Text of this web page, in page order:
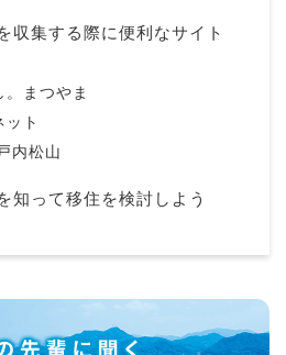
収集する際に便利なサイト
。まつやま
ット
内松山
知って移住を検討しよう